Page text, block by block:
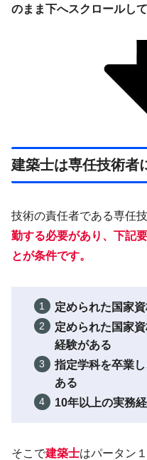
のまま下へスクロールし
建築士は専任技術者
技術の責任者である専任
勤する必要があり、下記
とが条件です。
定められた国家
定められた国家
経験がある
指定学科を卒業
ある
10年以上の実務
そこで建築士はパータン